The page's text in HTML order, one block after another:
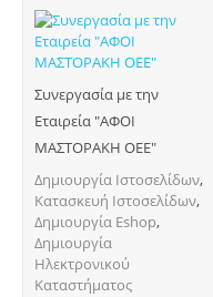
Συνεργασία με την
Εταιρεία "ΑΦΟΙ
ΜΑΣΤΟΡΑΚΗ ΟΕΕ"
Δημιουργία Ιστοσελίδων,
Κατασκευή Ιστοσελίδων,
Δημιουργία Eshop,
Δημιουργία
Ηλεκτρονικού
Καταστήματος